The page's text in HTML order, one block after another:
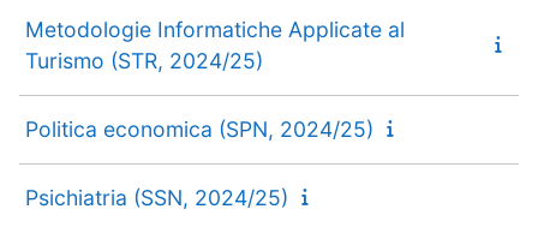
Metodologie Informatiche Applicate al
Turismo (STR, 2024/25)
Politica economica (SPN, 2024/25)
Psichiatria (SSN, 2024/25)